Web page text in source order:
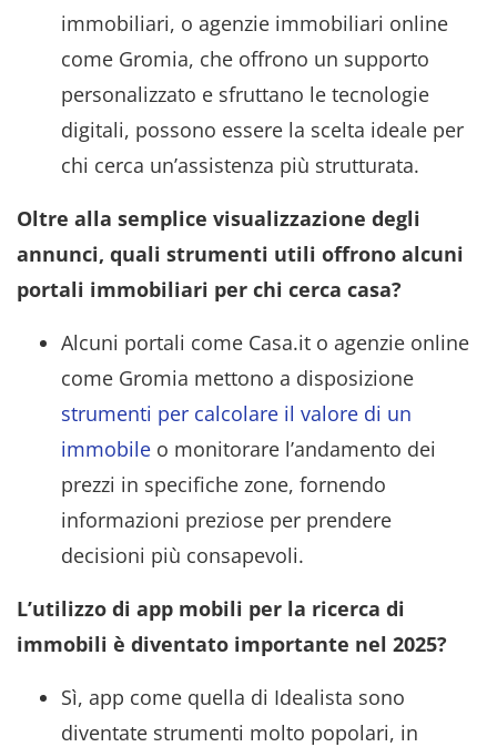
immobiliari, o agenzie immobiliari online
come Gromia, che offrono un supporto
personalizzato e sfruttano le tecnologie
digitali, possono essere la scelta ideale per
chi cerca un’assistenza più strutturata.
Oltre alla semplice visualizzazione degli
annunci, quali strumenti utili offrono alcuni
portali immobiliari per chi cerca casa?
Alcuni portali come Casa.it o agenzie online
come Gromia mettono a disposizione
strumenti per calcolare il valore di un
immobile o monitorare l’andamento dei
prezzi in specifiche zone, fornendo
informazioni preziose per prendere
decisioni più consapevoli.
L’utilizzo di app mobili per la ricerca di
immobili è diventato importante nel 2025?
Sì, app come quella di Idealista sono
diventate strumenti molto popolari, in